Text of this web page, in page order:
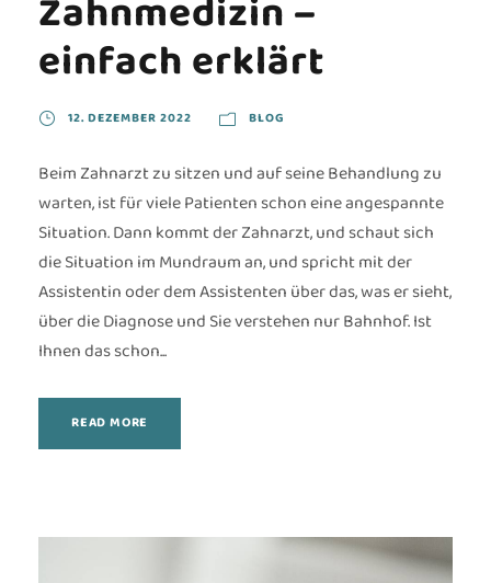
Zahnmedizin –
einfach erklärt
12. DEZEMBER 2022 BLOG
Beim Zahnarzt zu sitzen und auf seine Behandlung zu
warten, ist für viele Patienten schon eine angespannte
Situation. Dann kommt der Zahnarzt, und schaut sich
die Situation im Mundraum an, und spricht mit der
Assistentin oder dem Assistenten über das, was er sieht,
über die Diagnose und Sie verstehen nur Bahnhof. Ist
Ihnen das schon...
READ MORE